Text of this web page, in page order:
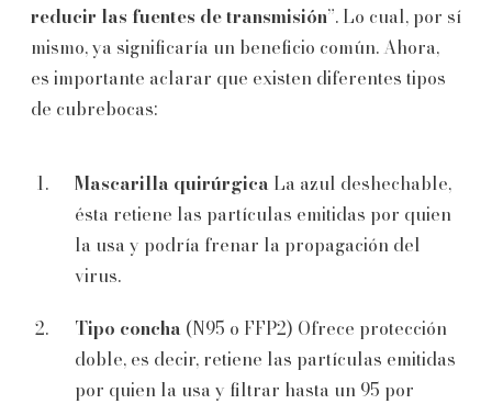
reducir las fuentes de transmisión”. Lo cual, por sí
mismo, ya significaría un beneficio común. Ahora,
es importante aclarar que existen diferentes tipos
de cubrebocas:
Mascarilla quirúrgica La azul deshechable,
ésta retiene las partículas emitidas por quien
la usa y podría frenar la propagación del
virus.
Tipo concha (N95 o FFP2) Ofrece protección
doble, es decir, retiene las partículas emitidas
por quien la usa y filtrar hasta un 95 por